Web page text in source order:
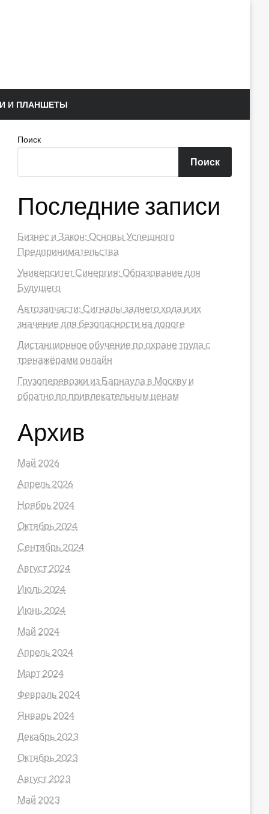
И ПЛАНШЕТЫ
Поиск
Поиск
Последние записи
Бизнес и Закон: Основы Успешного
Предпринимательства
Университет Синергия: Образование для
Будущего
Автозапчасти: Сигналы заднего хода и их
значение для безопасности на дороге
Дистанционное обучение по охране труда с
тренажёрами онлайн
Грузоперевозки из Барнаула в Москву и
обратно по привлекательным ценам
Архив
Май 2026
Апрель 2026
Ноябрь 2024
Октябрь 2024
Сентябрь 2024
Август 2024
Июль 2024
Июнь 2024
Май 2024
Апрель 2024
Март 2024
Февраль 2024
Январь 2024
Декабрь 2023
Октябрь 2023
Август 2023
Май 2023